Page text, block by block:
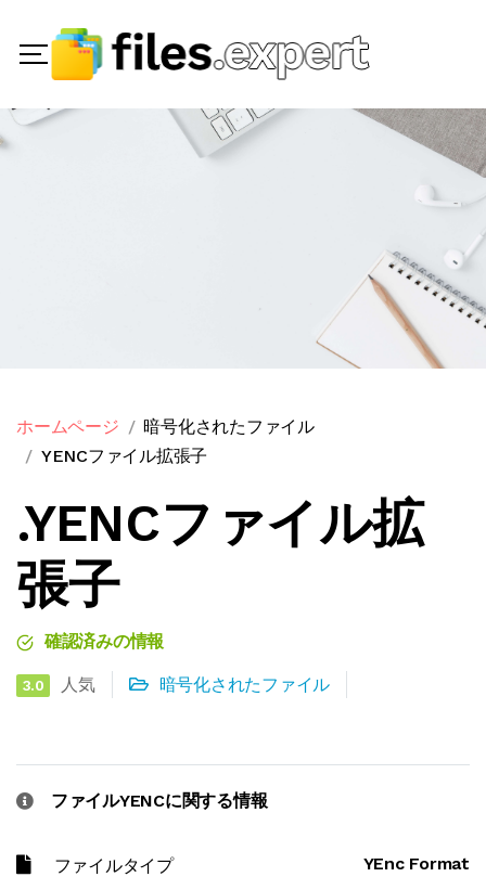
ホームページ
暗号化されたファイル
YENCファイル拡張子
.YENCファイル拡
張子
確認済みの情報
3.0 人気 暗号化されたファイル
ファイルYENCに関する情報
ファイルタイプ YEnc Format